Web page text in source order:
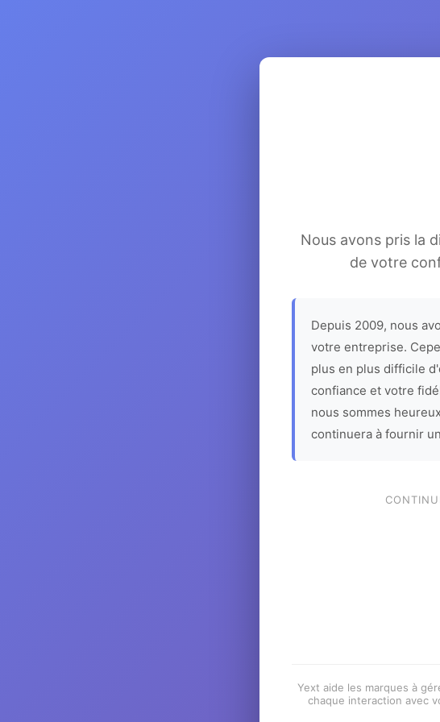
Nous avons pris la
de votre
Depuis 2009, nous
votre entreprise.
plus en plus difficile
confiance et votre
nous sommes
continuera à fournir
Yext aide les marques à
chaque interaction avec